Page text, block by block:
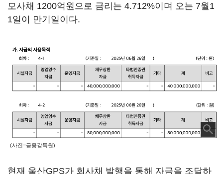
모사채 1200억원으로 금리는 4.712%이며 오는 7월1
1일이 만기일이다.
(사진=금융감독원)
현재 울산GPS가 회사채 발행을 통해 자금을 조달하